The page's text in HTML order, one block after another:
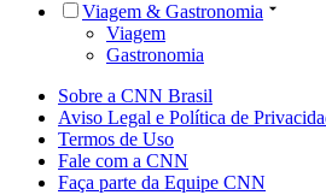
Viagem & Gastronomia
Viagem
Gastronomia
Sobre a CNN Brasil
Aviso Legal e Política de
Termos de Uso
Fale com a CNN
Faça parte da Equipe CNN